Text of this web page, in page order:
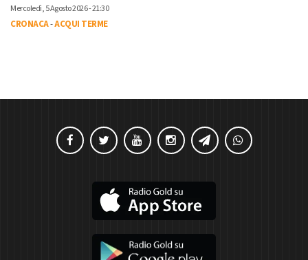
Mercoledì, 5 Agosto 2026 - 21:30
CRONACA-ACQUI TERME